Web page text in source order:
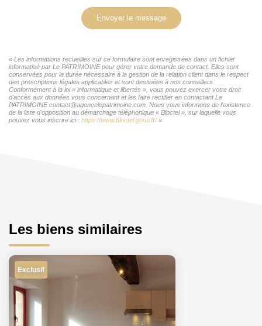
Envoyer le message
« Les informations recueillies sur ce formulaire sont enregistrées dans un fichier
informatisé par Le PATRIMOINE pour gérer votre demande de contact. Elles sont
conservées pour la durée nécessaire à la gestion de la relation client dans le respect
des prescriptions légales applicables et sont destinées à nos conseillers
Conformément à la loi « informatique et libertés », vous pouvez exercer votre droit
d'accès aux données vous concernant et les faire rectifier en contactant Le
PATRIMOINE contact@agencelepatrimoine.com. Nous vous informons de l'existence
de la liste d'opposition au démarchage téléphonique « Bloctel », sur laquelle vous
pouvez vous inscrire ici : https://www.bloctel.gouv.fr/»
Les biens similaires
Exclusif